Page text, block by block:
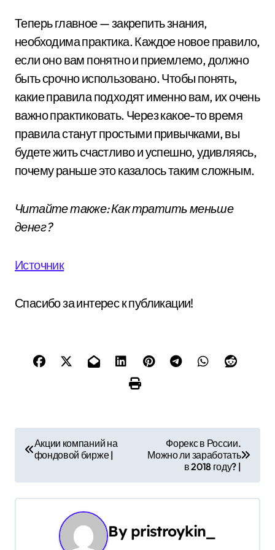
Теперь главное — закрепить знания,
необходима практика. Каждое новое правило,
если оно вам понятно и приемлемо, должно
быть срочно использовано. Чтобы понять,
какие правила подходят именно вам, их очень
важно практиковать. Через какое-то время
правила станут простыми привычками, вы
будете жить счастливо и успешно, удивляясь,
почему раньше это казалось таким сложным.
Читайте также: Как тратить меньше
денег?
Источник
Спасибо за интерес к публикации!
в
Акции компаний на
фондовой бирже |
Форекс в России.
Можно ли заработать
в 2018 году? |
By pristroykin_